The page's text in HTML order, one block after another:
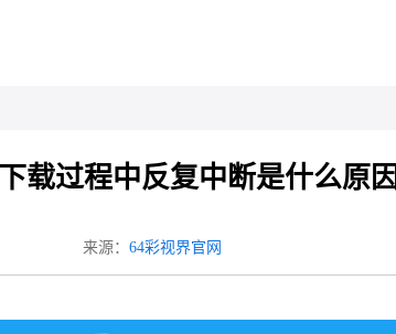
载过程中反复中断是什么原因
来源： 64彩视界官网